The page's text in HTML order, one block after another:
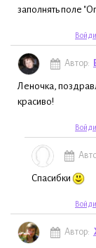
заполнять поле
Автор:
Леночка,
красиво!
Спасибки
Автор: